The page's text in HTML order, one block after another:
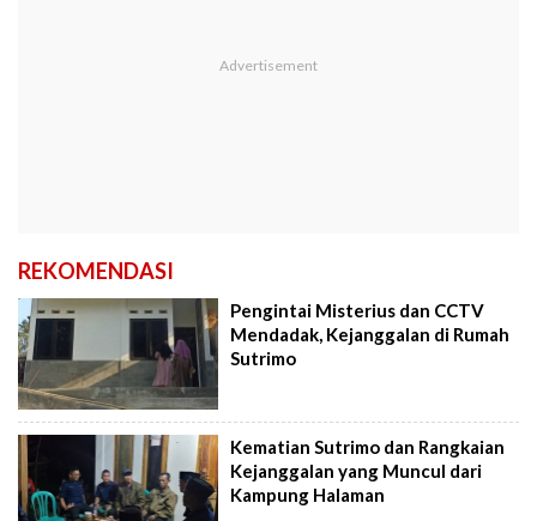
REKOMENDASI
Pengintai Misterius dan CCTV
Mendadak, Kejanggalan di Rumah
Sutrimo
Kematian Sutrimo dan Rangkaian
Kejanggalan yang Muncul dari
Kampung Halaman